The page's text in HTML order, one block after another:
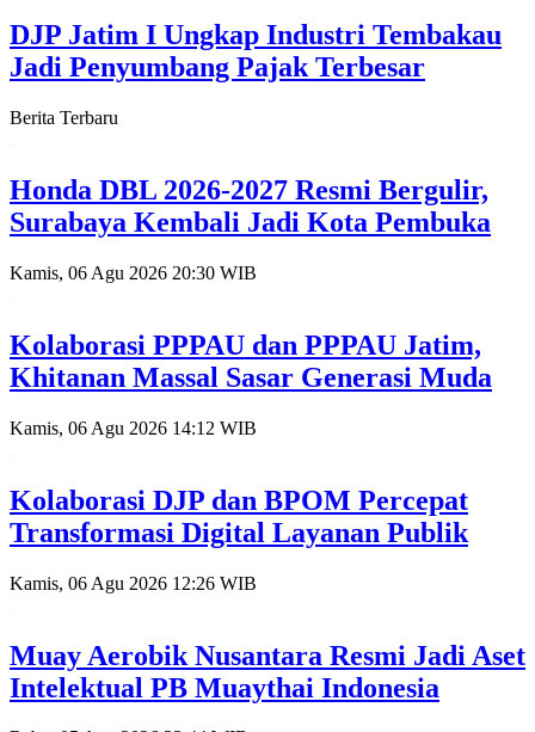
DJP Jatim I Ungkap Industri Tembakau
Jadi Penyumbang Pajak Terbesar
Berita Terbaru
Honda DBL 2026-2027 Resmi Bergulir,
Surabaya Kembali Jadi Kota Pembuka
Kamis, 06 Agu 2026 20:30 WIB
Kolaborasi PPPAU dan PPPAU Jatim,
Khitanan Massal Sasar Generasi Muda
Kamis, 06 Agu 2026 14:12 WIB
Kolaborasi DJP dan BPOM Percepat
Transformasi Digital Layanan Publik
Kamis, 06 Agu 2026 12:26 WIB
Muay Aerobik Nusantara Resmi Jadi Aset
Intelektual PB Muaythai Indonesia